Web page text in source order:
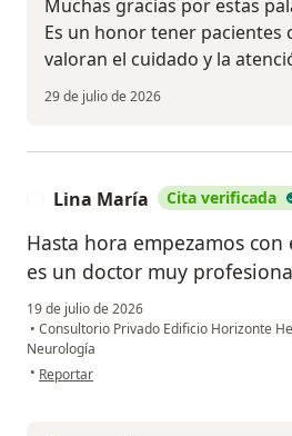
Muchas gracias por estas
Es un honor tener pacientes
valoran el cuidado y la
29 de julio de 2026
Lina María Cita verificada
Hasta hora empezamos
es un doctor muy
19 de julio de 2026
• Consultorio Privado Edificio Horizonte
Neurología
• en opinión del usuario Lina María
Reportar